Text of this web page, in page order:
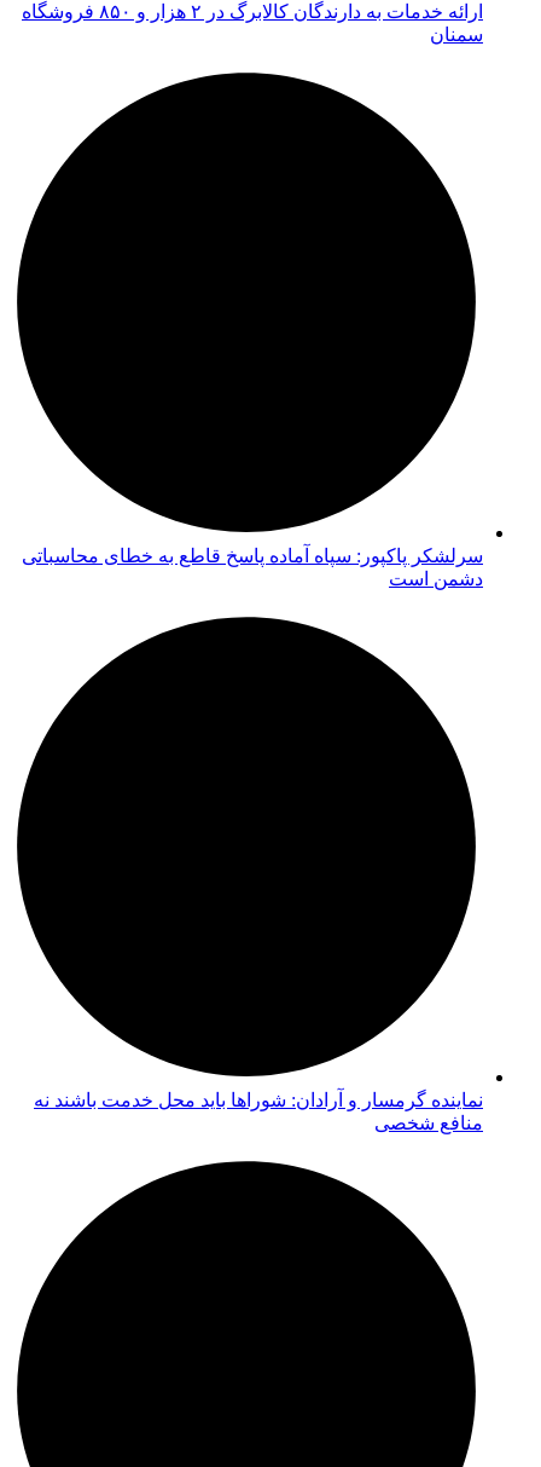
ارائه خدمات به دارندگان کالابرگ در ۲ هزار و ۸۵۰ فروشگاه
سمنان
سرلشکر پاکپور: سپاه آماده پاسخ قاطع به خطای محاسباتی
دشمن است
نماینده گرمسار و آرادان: شوراها باید محل خدمت باشند نه
منافع شخصی